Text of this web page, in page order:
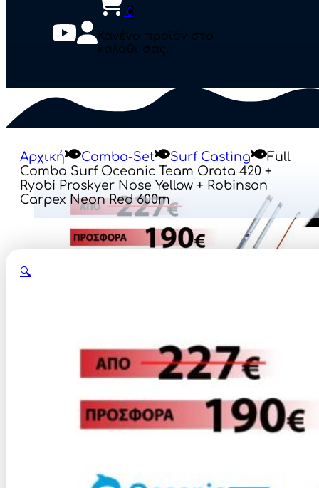
0
Κανένα προϊόν στο
καλάθι σας.
Αρχική Combo-Set Surf Casting
Full
Combo Surf Oceanic Team Orata 420 +
Ryobi Proskyer Nose Yellow + Robinson
Carpex Neon Red 600m
🔍